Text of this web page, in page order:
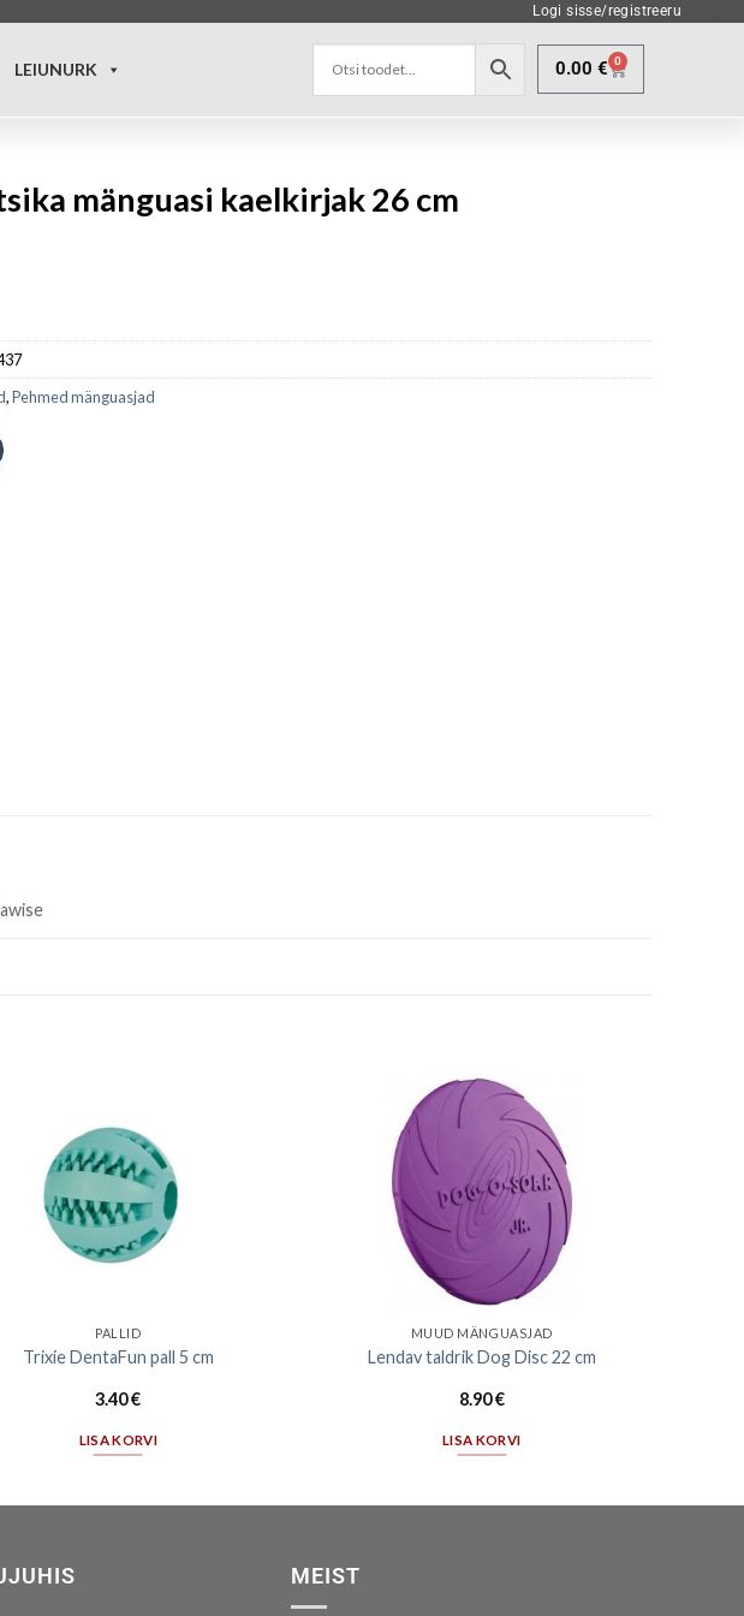
Logi sisse/registreeru
LEIUNURK 0.00 € 0
mänguasi kaelkirjak 26 cm
,Pehmed mänguasjad
PALLID
Trixie DentaFun pall 5 cm
3.40€
LISA KORVI
MUUD MÄNGUASJAD
Lendav taldrik Dog Disc 22 cm
8.90€
LISA KORVI
MEIST